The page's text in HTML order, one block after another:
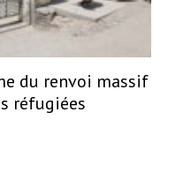
du renvoi massif
réfugiées